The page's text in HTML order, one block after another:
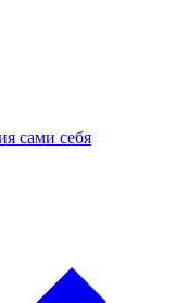
сами себя